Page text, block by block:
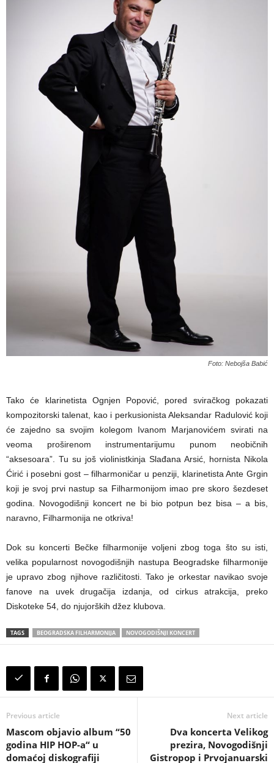
Foto: Nebojša Babić
Tako će klarinetista Ognjen Popović, pored sviračkog pokazati
kompozitorski talenat, kao i perkusionista Aleksandar Radulović koji
će zajedno sa svojim kolegom Ivanom Marjanovićem svirati na
veoma proširenom instrumentarijumu punom neobičnih
“aksesoara”. Tu su još violinistkinja Slađana Arsić, hornista Nikola
Ćirić i posebni gost – filharmoničar u penziji, klarinetista Ante Grgin
koji je svoj prvi nastup sa Filharmonijom imao pre skoro šezdeset
godina. Novogodišnji koncert ne bi bio potpun bez bisa – a bis,
naravno, Filharmonija ne otkriva!
Dok su koncerti Bečke filharmonije voljeni zbog toga što su isti,
velika popularnost novogodišnjih nastupa Beogradske filharmonije
je upravo zbog njihove različitosti. Tako je orkestar navikao svoje
fanove na uvek drugačija izdanja, od cirkus atrakcija, preko
Diskoteke 54, do njujorških džez klubova.
TAGS BEOGRADSKA FILHARMONIJA NOVOGODIŠNJI KONCERT
Previous article
Mascom objavio album “50
godina HIP HOP-a“ u
domaćoj diskografiji
Next article
Dva koncerta Velikog
prezira, Novogodišnji
Gistropop i Prvojanuarski